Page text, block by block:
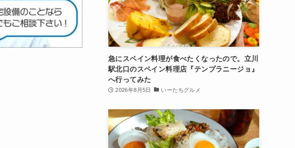
急にスペイン料理が食べたくなったので。立川
駅北口のスペイン料理店『テンプラニージョ』
へ行ってみた
2026年8月5日 いーたちグルメ